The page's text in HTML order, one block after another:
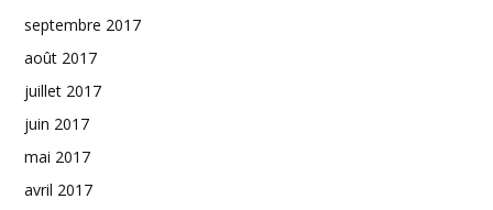
septembre 2017
août 2017
juillet 2017
juin 2017
mai 2017
avril 2017